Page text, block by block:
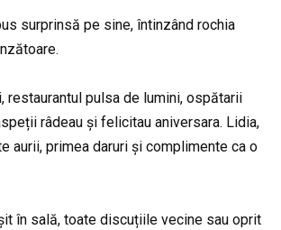
surprinsă pe sine, întinzând rochia
restaurantul pulsa de lumini, ospătarii
râdeau și felicitau aniversara. Lidia,
aurii, primea daruri și complimente ca o
în sală, toate discuțiile vecine sau oprit